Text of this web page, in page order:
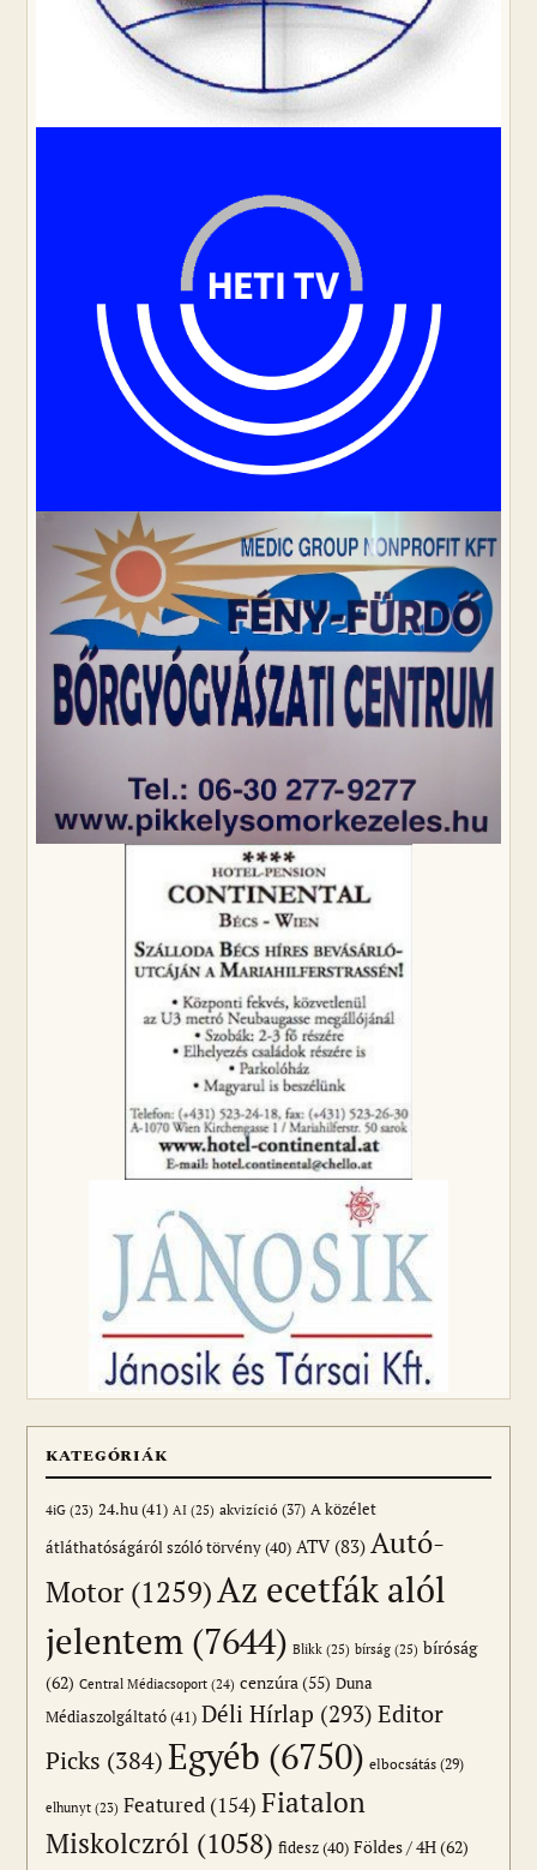
KATEGÓRIÁK
4iG (23) 24.hu(41) AI (25) akvizíció (37) A közélet
átláthatóságáról szóló törvény(40) ATV(83) Autó-
Motor (1259)Az ecetfák alól
jelentem (7644) Blikk (25) bírság (25) bíróság
(62) Central Médiacsoport (24) cenzúra(55) Duna
Médiaszolgáltató(41) Déli Hírlap (293) Editor
Picks (384)Egyéb (6750) elbocsátás (29)
elhunyt (23) Featured (154) Fiatalon
Miskolczról (1058) fidesz(40) Földes / 4H(62)